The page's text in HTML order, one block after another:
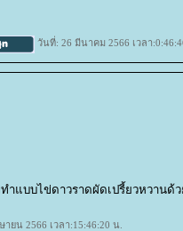
วันที่: 26 มีนาคม 2566 เวลา
ำแบบไข่ดาวราดผัดเปรี้ยวหวานด้
ายน 2566 เวลา:15:46:20 น.